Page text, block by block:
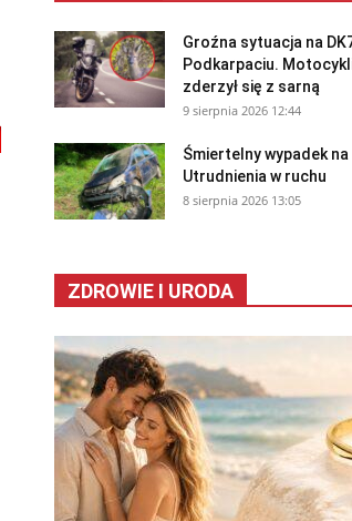
Groźna sytuacja na
Podkarpaciu.
zderzył się z sarną
9 sierpnia 2026 12:44
Śmiertelny wypadek na
Utrudnienia w ruchu
8 sierpnia 2026 13:05
ZDROWIE I URODA